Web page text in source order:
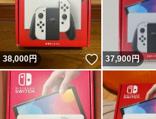
38,000円 いいね！
37,900円